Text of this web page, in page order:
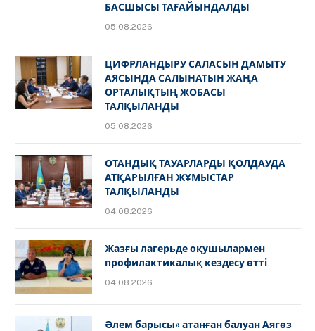
БАСШЫСЫ ТАҒАЙЫНДАЛДЫ
05.08.2026
ЦИФРЛАНДЫРУ САЛАСЫН ДАМЫТУ
АЯСЫНДА САЛЫНАТЫН ЖАҢА
ОРТАЛЫҚТЫҢ ЖОБАСЫ
ТАЛҚЫЛАНДЫ
05.08.2026
ОТАНДЫҚ ТАУАРЛАРДЫ ҚОЛДАУДА
АТҚАРЫЛҒАН ЖҰМЫСТАР
ТАЛҚЫЛАНДЫ
04.08.2026
Жазғы лагерьде оқушылармен
профилактикалық кездесу өтті
04.08.2026
Әлем барысы» атанған балуан Аягөз